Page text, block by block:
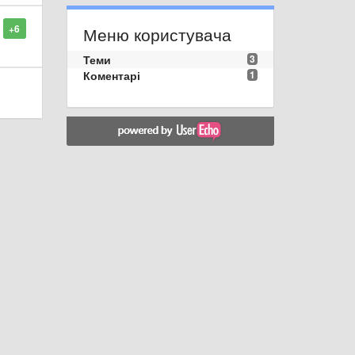
+6 Меню користувача
3
Теми
1
Коментарі